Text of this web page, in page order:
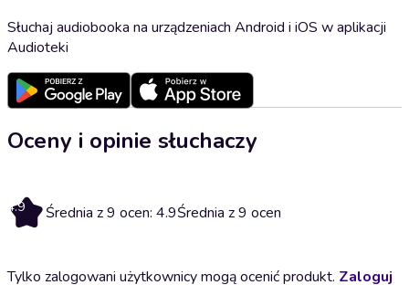
Słuchaj audiobooka na urządzeniach Android i iOS w aplikacji
Audioteki
Oceny i opinie słuchaczy
4.9 Średnia z 9 ocen: 4.9Średnia z 9 ocen
Tylko zalogowani użytkownicy mogą ocenić produkt. Zaloguj